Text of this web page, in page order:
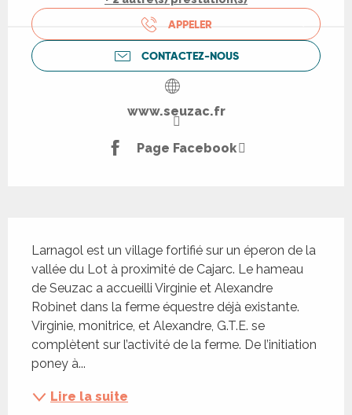
APPELER
CONTACTEZ-NOUS
www.seuzac.fr
Page Facebook
Larnagol est un village fortifié sur un éperon de la
vallée du Lot à proximité de Cajarc. Le hameau
de Seuzac a accueilli Virginie et Alexandre
Robinet dans la ferme équestre déjà existante.
Virginie, monitrice, et Alexandre, G.T.E. se
complètent sur l’activité de la ferme. De l’initiation
poney à...
Lire la suite